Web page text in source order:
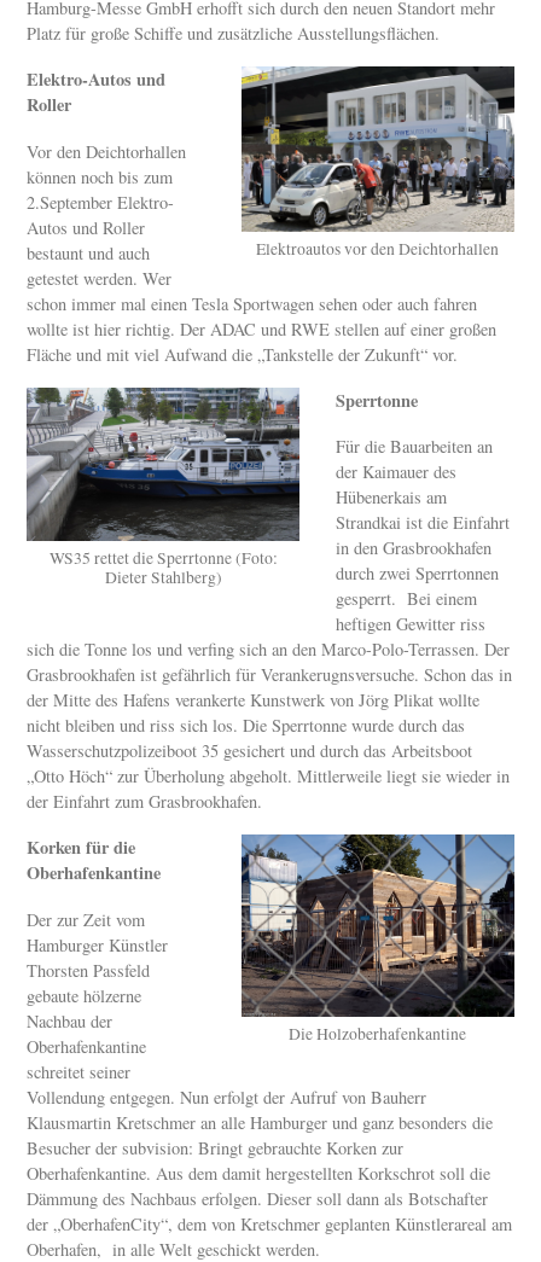
Hamburg-Messe GmbH erhofft sich durch den neuen Standort mehr
Platz für große Schiffe und zusätzliche Ausstellungsflächen.
Elektroautos vor den Deichtorhallen
Elektro-Autos und
Roller
Vor den Deichtorhallen
können noch bis zum
2.September Elektro-
Autos und Roller
bestaunt und auch
getestet werden. Wer
schon immer mal einen Tesla Sportwagen sehen oder auch fahren
wollte ist hier richtig. Der ADAC und RWE stellen auf einer großen
Fläche und mit viel Aufwand die „Tankstelle der Zukunft“ vor.
WS35 rettet die Sperrtonne (Foto:
Dieter Stahlberg)
Sperrtonne
Für die Bauarbeiten an
der Kaimauer des
Hübenerkais am
Strandkai ist die Einfahrt
in den Grasbrookhafen
durch zwei Sperrtonnen
gesperrt. Bei einem
heftigen Gewitter riss
sich die Tonne los und verfing sich an den Marco-Polo-Terrassen. Der
Grasbrookhafen ist gefährlich für Verankerugnsversuche. Schon das in
der Mitte des Hafens verankerte Kunstwerk von Jörg Plikat wollte
nicht bleiben und riss sich los. Die Sperrtonne wurde durch das
Wasserschutzpolizeiboot 35 gesichert und durch das Arbeitsboot
„Otto Höch“ zur Überholung abgeholt. Mittlerweile liegt sie wieder in
der Einfahrt zum Grasbrookhafen.
Die Holzoberhafenkantine
Korken für die
Oberhafenkantine
Der zur Zeit vom
Hamburger Künstler
Thorsten Passfeld
gebaute hölzerne
Nachbau der
Oberhafenkantine
schreitet seiner
Vollendung entgegen. Nun erfolgt der Aufruf von Bauherr
Klausmartin Kretschmer an alle Hamburger und ganz besonders die
Besucher der subvision: Bringt gebrauchte Korken zur
Oberhafenkantine. Aus dem damit hergestellten Korkschrot soll die
Dämmung des Nachbaus erfolgen. Dieser soll dann als Botschafter
der „OberhafenCity“, dem von Kretschmer geplanten Künstlerareal am
Oberhafen, in alle Welt geschickt werden.